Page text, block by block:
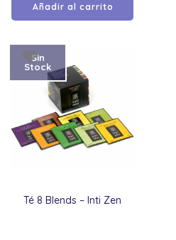
Añadir al carrito
Té 8 Blends – Inti Zen
Sin
Stock